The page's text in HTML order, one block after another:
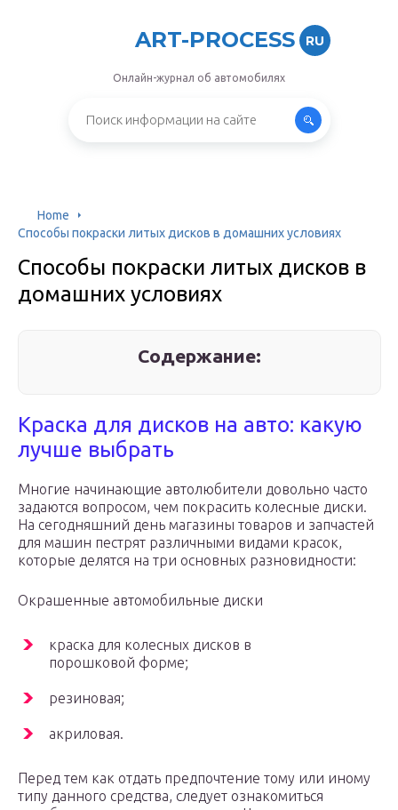
ART-PROCESS RU
Онлайн-журнал об автомобилях
Home
Способы покраски литых дисков в домашних условиях
Способы покраски литых дисков в
домашних условиях
Содержание:
Краска для дисков на авто: какую
лучше выбрать
Многие начинающие автолюбители довольно часто
задаются вопросом, чем покрасить колесные диски.
На сегодняшний день магазины товаров и запчастей
для машин пестрят различными видами красок,
которые делятся на три основных разновидности:
Окрашенные автомобильные диски
краска для колесных дисков в
порошковой форме;
резиновая;
акриловая.
Перед тем как отдать предпочтение тому или иному
типу данного средства, следует ознакомиться